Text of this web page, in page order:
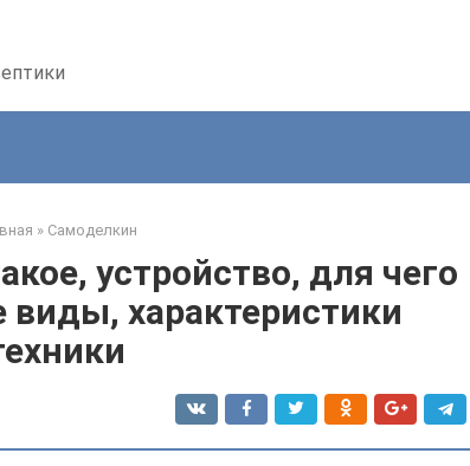
» Самоделкин
устройство, для чего
характеристики